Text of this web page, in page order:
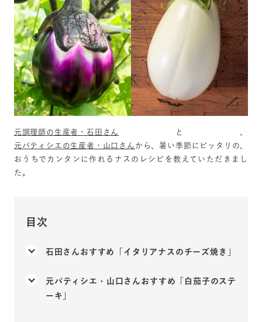
元調理師の生産者・石田さん
と、
元パティシエの生産者・山口さん から、暑い季節にピッタリの、
おうちでカンタンに作れるナスのレシピを教えていただきまし
た。
目次
石田さんおすすめ「イタリアナスのチーズ焼き」
元パティシエ・山口さんおすすめ「白茄子のステ
ーキ」